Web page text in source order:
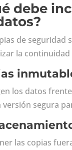
debe
de seguridad
la
los datos
versión segura
las copias